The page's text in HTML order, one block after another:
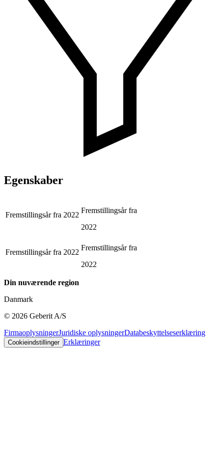
Egenskaber
Fremstillingsår fra 2022
Fremstillingsår fra
2022
Fremstillingsår fra 2022
Fremstillingsår fra
2022
Din nuværende region
Danmark
© 2026 Geberit A/S
FirmaoplysningerJuridiske oplysningerDatabeskyttelseserklæring
Cookieindstillinger Erklæringer